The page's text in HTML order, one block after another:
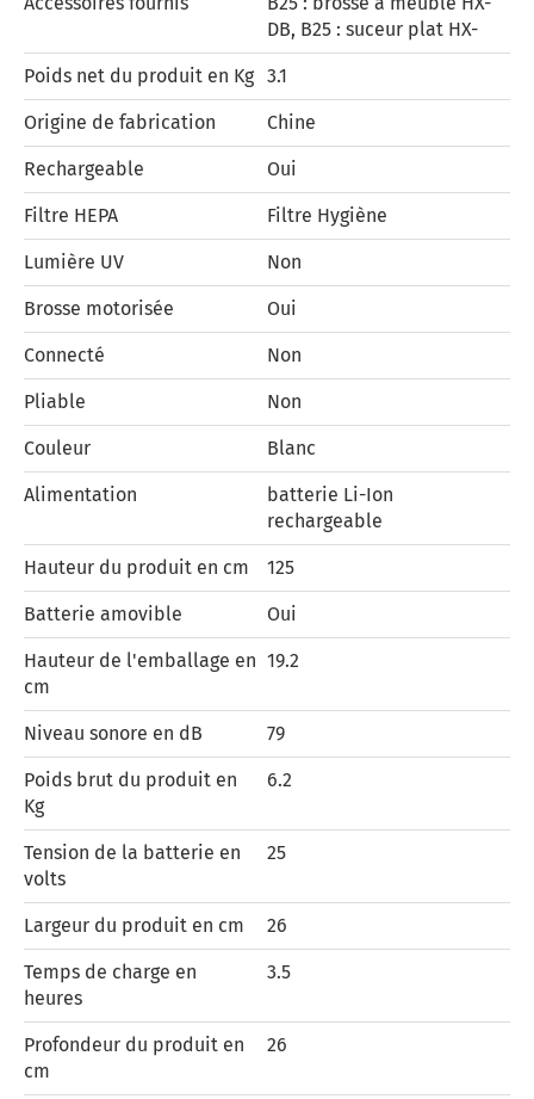
DB, B25 : suceur plat HX-
Poids net du produit en Kg 3.1
Origine de fabrication Chine
Rechargeable Oui
Filtre HEPA Filtre Hygiène
Lumière UV Non
Brosse motorisée Oui
Connecté Non
Pliable Non
Couleur Blanc
Alimentation
batterie Li-Ion
rechargeable
Hauteur du produit en cm 125
Batterie amovible Oui
Hauteur de l'emballage en
cm
19.2
Niveau sonore en dB 79
Poids brut du produit en
Kg
6.2
Tension de la batterie en
volts
25
Largeur du produit en cm 26
Temps de charge en
heures
3.5
Profondeur du produit en
cm
26